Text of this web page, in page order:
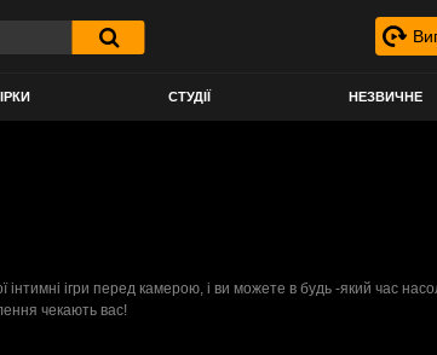
СТУДІЇ НЕЗВИЧНЕ
інтимні ігри перед камерою, і ви можете в будь -який час
чекають вас!